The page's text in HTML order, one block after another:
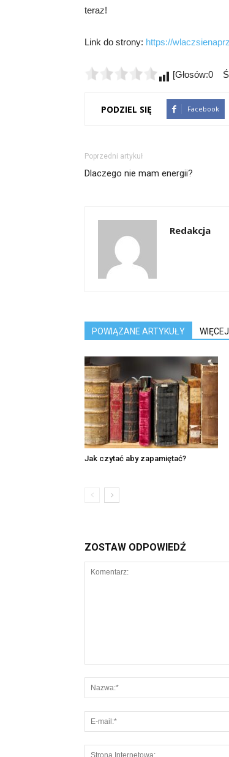
teraz!
Link do strony: https://
[Głosów:0
PODZIEL SIĘ Facebook
Poprzedni artykuł
Dlaczego nie mam energii?
Redakcja
POWIĄZANE ARTYKUŁY
Jak czytać aby zapamiętać?
ZOSTAW ODPOWIEDŹ